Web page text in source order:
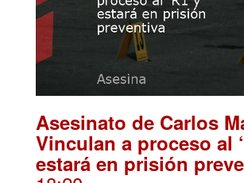
Asesinato de Carlos
Vinculan a proceso al
estará en prisión